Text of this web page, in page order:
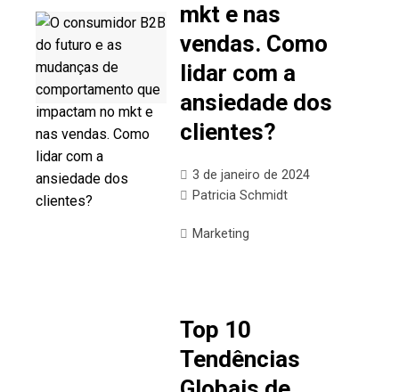
mkt e nas
vendas. Como
lidar com a
ansiedade dos
clientes?
3 de janeiro de 2024
Patricia Schmidt
Marketing
Top 10
Tendências